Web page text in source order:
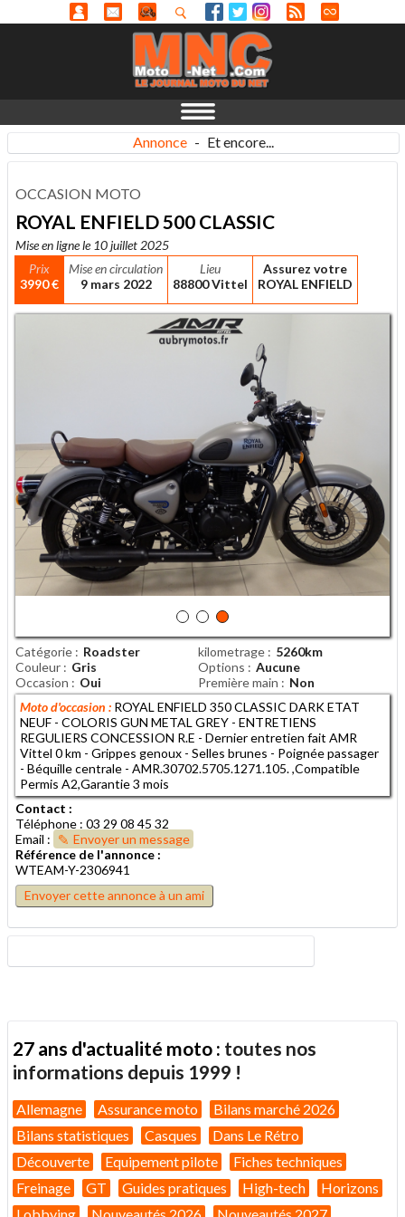
Annonce - Et encore...
OCCASION MOTO
ROYAL ENFIELD 500 CLASSIC
Mise en ligne le 10 juillet 2025
Prix
3990 €
Mise en circulation
9 mars 2022
Lieu
88800 Vittel
Assurez votre
ROYAL ENFIELD
Catégorie Roadster kilometrage
5260km
Couleur
Gris Options
Aucune
Occasion
Oui Première main
Non
Moto d'occasion : ROYAL ENFIELD 350 CLASSIC DARK ETAT
NEUF - COLORIS GUN METAL GREY - ENTRETIENS
REGULIERS CONCESSION R.E - Dernier entretien fait AMR
Vittel 0 km - Grippes genoux - Selles brunes - Poignée passager
- Béquille centrale - AMR.30702.5705.1271.105. ,Compatible
Permis A2,Garantie 3 mois
Contact :
Téléphone : 03 29 08 45 32
Email :
Envoyer un message
Référence de l'annonce :
WTEAM-Y-2306941
Envoyer cette annonce à un ami
27 ans d'actualité moto : toutes nos
informations depuis 1999 !
Allemagne Assurance moto
Bilans marché 2026
Bilans statistiques
Casques
Dans Le Rétro
Découverte
Equipement pilote
Fiches techniques
Freinage
GT Guides pratiques High-tech
Horizons